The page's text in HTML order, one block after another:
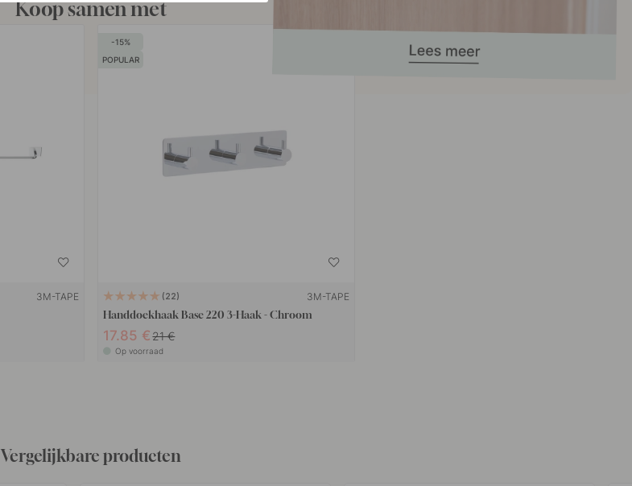
Koop samen met
3M-TAPE
15
POPULAR
22 3M-TAPE
Handdoekhaak Base 220 3-Haak - Chroom
17.85 € 21 €
Op voorraad
Vergelijkbare producten